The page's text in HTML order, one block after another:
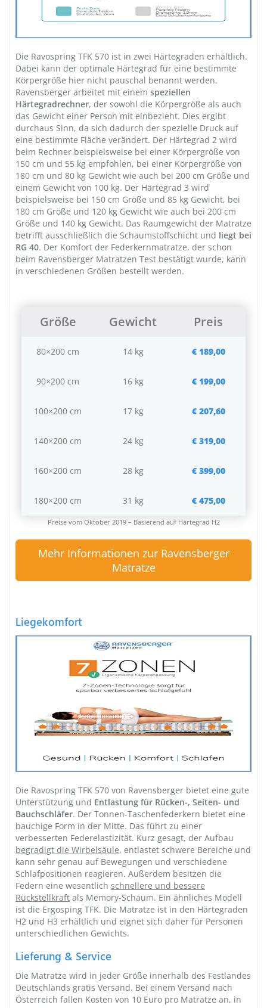
Die Ravospring TFK 570 ist in zwei Härtegraden erhältlich.
Dabei kann der optimale Härtegrad für eine bestimmte
Körpergröße hier nicht pauschal benannt werden.
Ravensberger arbeitet mit einem speziellen
Härtegradrechner, der sowohl die Körpergröße als auch
das Gewicht einer Person mit einbezieht. Dies ergibt
durchaus Sinn, da sich dadurch der spezielle Druck auf
eine bestimmte Fläche verändert. Der Härtegrad 2 wird
beim Rechner beispielsweise bei einer Körpergröße von
150 cm und 55 kg empfohlen, bei einer Körpergröße von
180 cm und 80 kg Gewicht wie auch bei 200 cm Größe und
einem Gewicht von 100 kg. Der Härtegrad 3 wird
beispielsweise bei 150 cm Größe und 85 kg Gewicht, bei
180 cm Größe und 120 kg Gewicht wie auch bei 200 cm
Größe und 140 kg Gewicht. Das Raumgewicht der Matratze
betrifft ausschließlich die Schaumstoffschicht und liegt bei
RG 40. Der Komfort der Federkernmatratze, der schon
beim Ravensberger Matratzen Test bestätigt wurde, kann
in verschiedenen Größen bestellt werden.
Größe Gewicht Preis
80×200 cm 14 kg € 189,00
90×200 cm 16 kg € 199,00
100×200 cm 17 kg € 207,60
140×200 cm 24 kg € 319,00
160×200 cm 28 kg € 399,00
180×200 cm 31 kg € 475,00
Preise vom Oktober 2019 – Basierend auf Härtegrad H2
Mehr Informationen zur Ravensberger
Matratze
Liegekomfort
Die Ravospring TFK 570 von Ravensberger bietet eine gute
Unterstützung und Entlastung für Rücken-, Seiten- und
Bauchschläfer. Der Tonnen-Taschenfederkern bietet eine
bauchige Form in der Mitte. Das führt zu einer
verbesserten Federelastizität. Kurz gesagt, der Aufbau
begradigt die Wirbelsäule, entlastet schwere Bereiche und
kann sehr genau auf Bewegungen und verschiedene
Schlafpositionen reagieren. Außerdem besitzen die
Federn eine wesentlich schnellere und bessere
Rückstellkraft als Memory-Schaum. Ein ähnliches Modell
ist die Ergosping TFK. Die Matratze ist in den Härtegraden
H2 und H3 erhältlich und eignet sich daher für Personen
unterschiedlichen Gewichts.
Lieferung & Service
Die Matratze wird in jeder Größe innerhalb des Festlandes
Deutschlands gratis Versand. Bei einem Versand nach
Österreich fallen Kosten von 10 Euro pro Matratze an, in